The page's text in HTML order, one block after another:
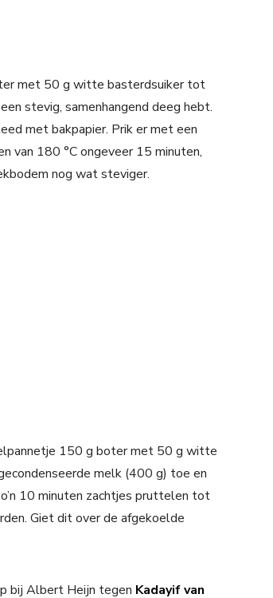
met 50 g witte basterdsuiker tot
stevig, samenhangend deeg hebt.
met bakpapier. Prik er met een
van 180 °C ongeveer 15 minuten,
nog wat steviger.
150 g boter met 50 g witte
melk (400 g) toe en
10 minuten zachtjes pruttelen tot
Giet dit over de afgekoelde
bij Albert Heijn tegen Kadayif van